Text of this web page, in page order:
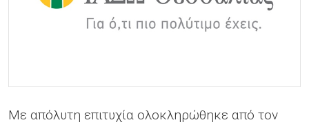
Με απόλυτη επιτυχία ολοκληρώθηκε από τον